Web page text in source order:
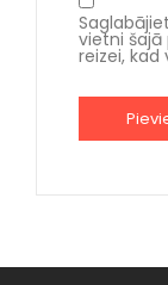
vietni
reizei,